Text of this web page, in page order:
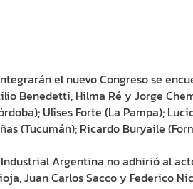
el nuevo Congreso se
Benedetti, Hilma Ré y Jorge
Ulises Forte (La Pampa);
(Tucumán); Ricardo Buryaile
Argentina no adhirió al
Juan Carlos Sacco y Federico